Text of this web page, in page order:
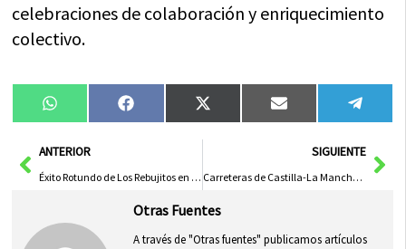
celebraciones de colaboración y enriquecimiento
colectivo.
Compartir
en
WhatsAppCompartir
en
FacebookCompartir
en
X
(Twitter)
Compartir
en
Email
en
AntANTERIOR
Éxito Rotundo de Los Rebujitos en el Cierre del Ciclo de Conciertos Emblemáticos en Ruidera
SIGUIENTE
Carreteras de Castilla-La Mancha Cierran el Fin de Semana Sin Accidentes Mortales
Otras Fuentes
A través de "Otras fuentes" publicamos artículos